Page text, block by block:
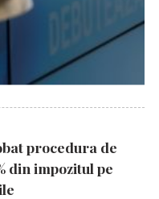
procedura de
din impozitul pe